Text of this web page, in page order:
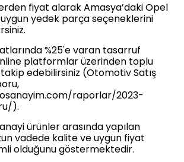
fiyat alarak Amasya’daki Opel
yedek parça seçeneklerini
%25'e varan tasarruf
platformlar üzerinden toplu
takip edebilirsiniz (Otomotiv Satış
raporlar/2023-
).
ürünler arasında yapılan
vadede kalite ve uygun fiyat
olduğunu göstermektedir.